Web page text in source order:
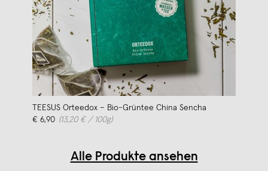
TEESUS Orteedox – Bio-Grüntee China Sencha
€ 6,90 (13,20 € / 100g)
Alle Produkte ansehen